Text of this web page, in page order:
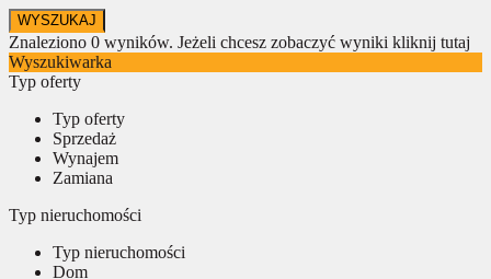
Znaleziono 0 wyników. Jeżeli chcesz zobaczyć wyniki kliknij tutaj
Wyszukiwarka
Typ oferty
Typ oferty
Sprzedaż
Wynajem
Zamiana
Typ nieruchomości
Typ nieruchomości
Dom